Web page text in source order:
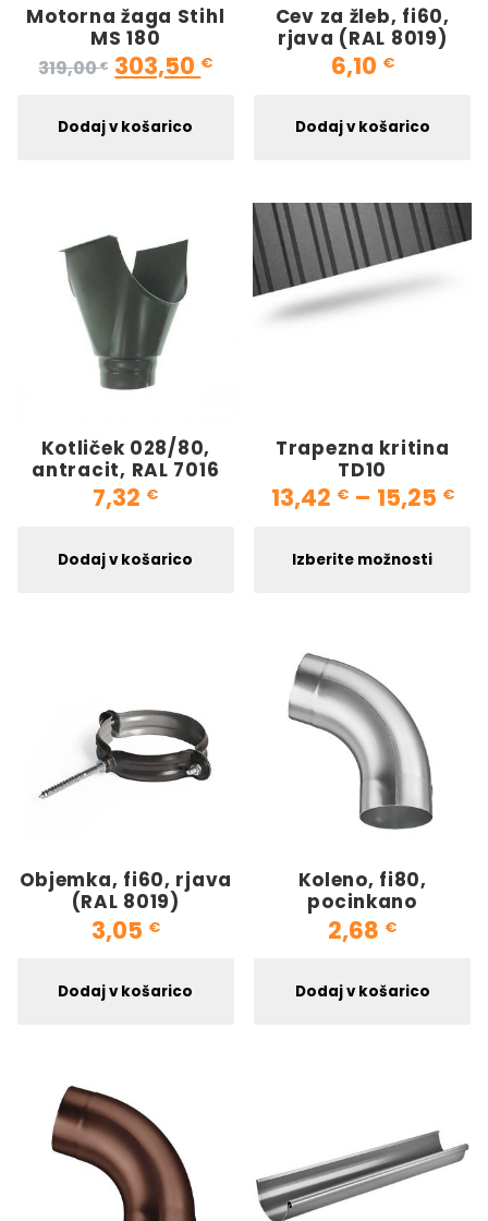
Motorna žaga Stihl
MS 180
319,00€ Izvirna cena je bila: 319,00 €.
303,50 €Trenutna cena je:
Dodaj v košarico
Cev za žleb, fi60,
rjava (RAL 8019)
6,10 €
Dodaj v košarico
Kotliček 028/80,
antracit, RAL 7016
7,32 €
Dodaj v košarico
Trapezna kritina
TD10
13,42 € – 15,25 €
Izberite možnosti
Objemka, fi60, rjava
(RAL 8019)
3,05 €
Dodaj v košarico
Koleno, fi80,
pocinkano
2,68 €
Dodaj v košarico